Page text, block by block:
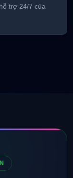
trợ 24/7 của